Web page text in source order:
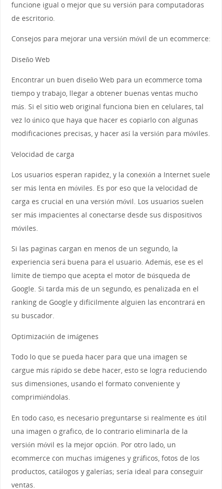
funcione igual o mejor que su versión para computadoras
de escritorio.
Consejos para mejorar una versión móvil de un ecommerce:
Diseño Web
Encontrar un buen diseño Web para un ecommerce toma
tiempo y trabajo, llegar a obtener buenas ventas mucho
más. Si el sitio web original funciona bien en celulares, tal
vez lo único que haya que hacer es copiarlo con algunas
modificaciones precisas, y hacer así la versión para móviles.
Velocidad de carga
Los usuarios esperan rapidez, y la conexión a Internet suele
ser más lenta en móviles. Es por eso que la velocidad de
carga es crucial en una versión móvil. Los usuarios suelen
ser más impacientes al conectarse desde sus dispositivos
móviles.
Si las paginas cargan en menos de un segundo, la
experiencia será buena para el usuario. Además, ese es el
límite de tiempo que acepta el motor de búsqueda de
Google. Si tarda más de un segundo, es penalizada en el
ranking de Google y difícilmente alguien las encontrará en
su buscador.
Optimización de imágenes
Todo lo que se pueda hacer para que una imagen se
cargue más rápido se debe hacer, esto se logra reduciendo
sus dimensiones, usando el formato conveniente y
comprimiéndolas.
En todo caso, es necesario preguntarse si realmente es útil
una imagen o grafico, de lo contrario eliminarla de la
versión móvil es la mejor opción. Por otro lado, un
ecommerce con muchas imágenes y gráficos, fotos de los
productos, catálogos y galerías; sería ideal para conseguir
ventas.